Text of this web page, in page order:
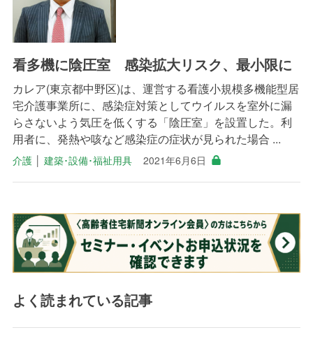
看多機に陰圧室 感染拡大リスク、最小限に
カレア(東京都中野区)は、運営する看護小規模多機能型居
宅介護事業所に、感染症対策としてウイルスを室外に漏
らさないよう気圧を低くする「陰圧室」を設置した。利
用者に、発熱や咳など感染症の症状が見られた場合 ...
介護│ 建築･設備･福祉用具 2021年6月6日
よく読まれている記事